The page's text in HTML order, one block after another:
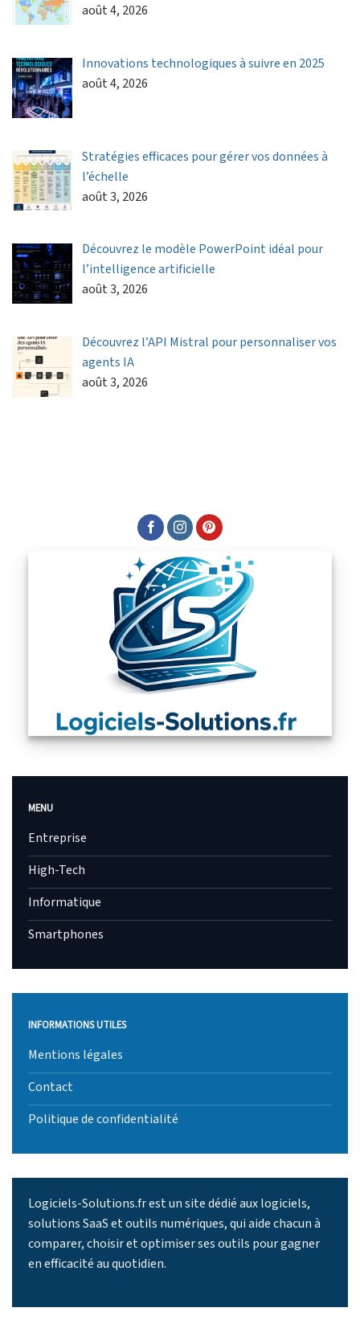
août 4, 2026
Innovations technologiques à suivre en 2025
août 4, 2026
Stratégies efficaces pour gérer vos données à
l’échelle
août 3, 2026
Découvrez le modèle PowerPoint idéal pour
l’intelligence artificielle
août 3, 2026
Découvrez l’API Mistral pour personnaliser vos
agents IA
août 3, 2026
MENU
Entreprise
High-Tech
Informatique
Smartphones
INFORMATIONS UTILES
Mentions légales
Contact
Politique de confidentialité
Logiciels-Solutions.fr est un site dédié aux logiciels,
solutions SaaS et outils numériques, qui aide chacun à
comparer, choisir et optimiser ses outils pour gagner
en efficacité au quotidien.